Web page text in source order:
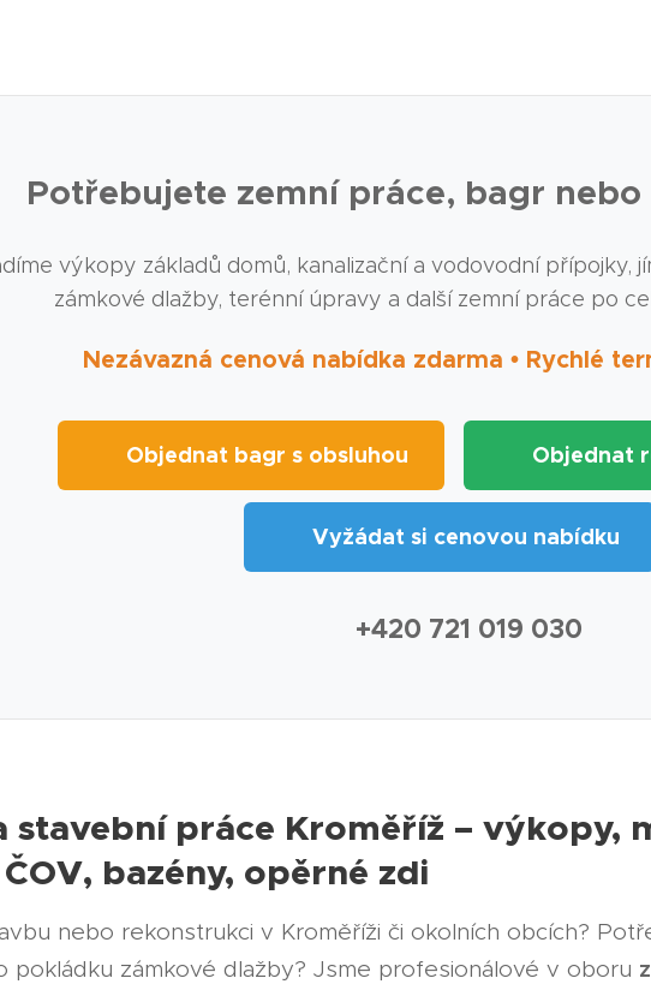
Potřebujete zemní práce, bagr
výkopy základů domů, kanalizační a vodovodní přípojky,
zámkové dlažby, terénní úpravy a další zemní práce po
Nezávazná cenová nabídka zdarma • Rychlé
🚜 Objednat bagr s obsluhou 🏗️ Objednat
📋 Vyžádat si cenovou nabídku
📞 +420 721 019 030
stavební práce Kroměříž – výkopy,
bazény, opěrné zdi
nebo rekonstrukci v Kroměříži či okolních obcích?
pokládku zámkové dlažby? Jsme profesionálové v oboru